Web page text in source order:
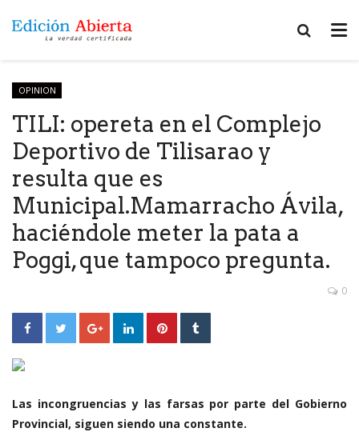
OPINION
TILI: opereta en el Complejo
Deportivo de Tilisarao y
resulta que es
Municipal.Mamarracho Ávila,
haciéndole meter la pata a
Poggi, que tampoco pregunta.
0
Las incongruencias y las farsas por parte del Gobierno
Provincial, siguen siendo una constante.